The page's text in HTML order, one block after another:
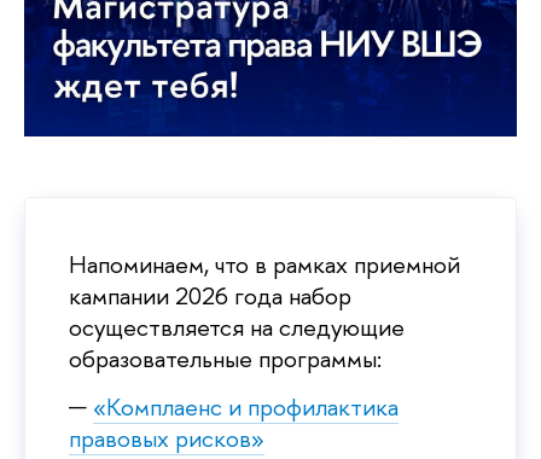
Напоминаем, что в рамках приемной
кампании 2026 года набор
осуществляется на следующие
образовательные программы:
«Комплаенс и профилактика
правовых рисков»